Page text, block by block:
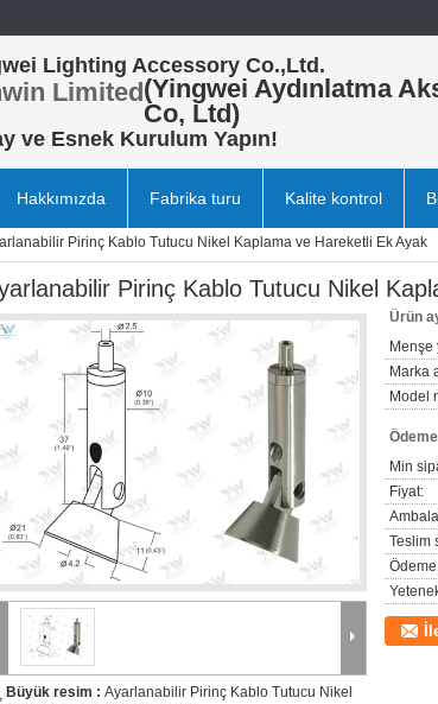
Lighting Accessory Co.,Ltd.
Limited(Yingwei Aydınlatma
Co, Ltd)
ve Esnek Kurulum Yapın!
Hakkımızda Fabrika turu Kalite kontrol
Pirinç Kablo Tutucu Nikel Kaplama ve Hareketli Ek Ayak
Pirinç Kablo Tutucu Nikel
Büyük resim : Ayarlanabilir Pirinç Kablo Tutucu Nikel
Ürün
Menşe
Marka
Model
Min
Fiyat:
Teslim